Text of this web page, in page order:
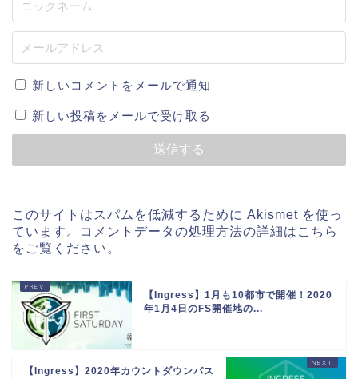
新しいコメントをメールで通知
新しい投稿をメールで受け取る
このサイトはスパムを低減するために Akismet を使っ
ています。
コメントデータの処理方法の詳細はこちら
をご覧ください 。
【Ingress】1月も10都市で開催！2020
年1月4日のFS開催地の...
【Ingress】2020年カウントダウンパス